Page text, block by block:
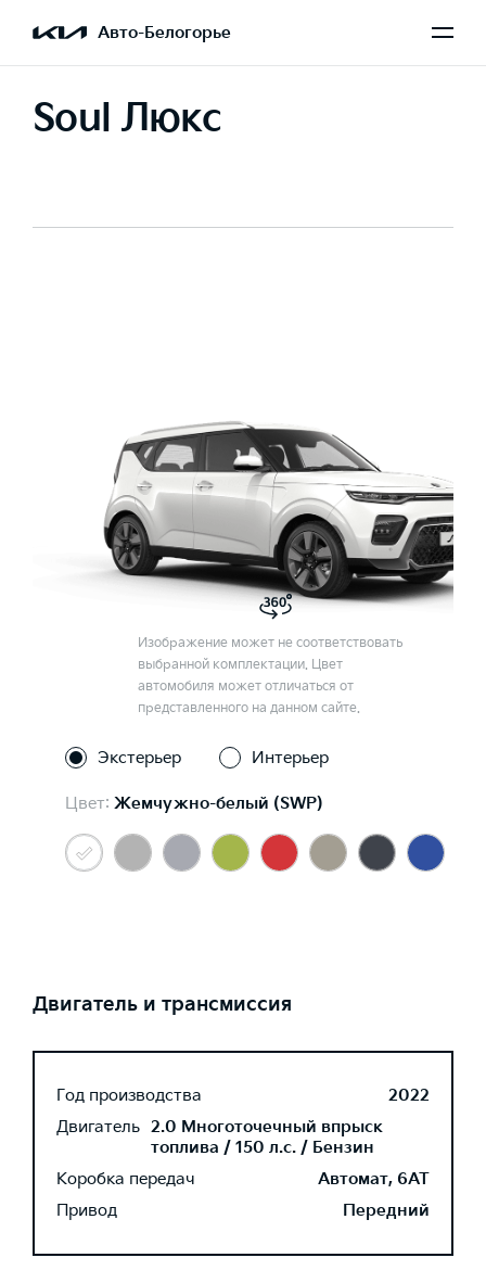
Авто-Белогорье
Soul Люкс
Изображение может не соответствовать
выбранной комплектации. Цвет
автомобиля может отличаться от
представленного на данном сайте.
Экстерьер Интерьер
Цвет: Жемчужно-белый (SWP)
Двигатель и трансмиссия
Год производства
2022
Двигатель 2.0 Многоточечный впрыск
топлива / 150 л.с. / Бензин
Коробка передач
Автомат, 6AT
Привод
Передний